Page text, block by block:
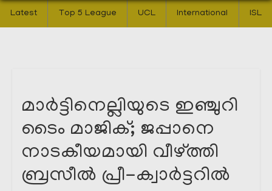
Latest Top 5 League UCL International ISL
മാർട്ടിനെല്ലിയുടെ ഇഞ്ചുറി
ടൈം മാജിക്; ജപ്പാനെ
നാടകീയമായി വീഴ്ത്തി
ബ്രസീൽ പ്രീ-ക്വാർട്ടറിൽ